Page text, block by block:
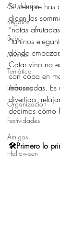
Actividades
Regalos
Bebé
Música
Temática
Disfraces
Organización
Festividades
Amigos
Halloween
Si siempre has
dicen los
“notas
“taninos
dónde
Catar vino no
con copa en
rebuscadas.
divertida,
decimos cómo
🛠️Primero lo